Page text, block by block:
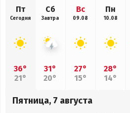
Пт
Сегодня
36°
21°
Сб
Завтра
31°
20°
Вс
09.08
27°
15°
Пн
10.08
28°
14°
Пятница, 7 августа